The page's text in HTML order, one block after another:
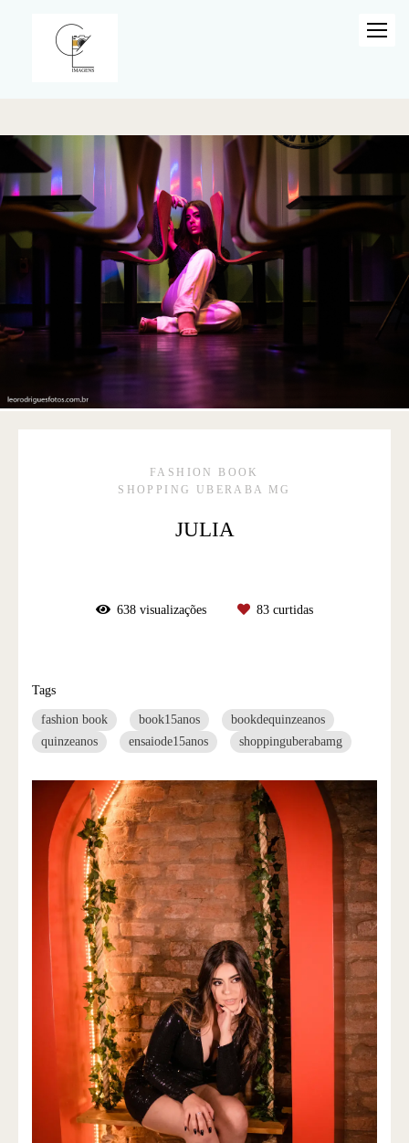
FASHION BOOK
SHOPPING UBERABA MG
JULIA
638 visualizações 83 curtidas
Tags
fashion book book15anos
bookdequinzeanos
quinzeanos
ensaiode15anos shoppinguberabamg